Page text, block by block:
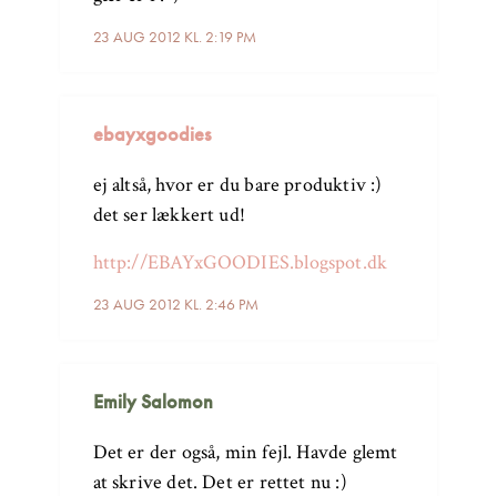
23 AUG 2012 KL. 2:19 PM
ebayxgoodies
23 AUG 2012 KL. 2:46 PM
ej altså, hvor er du bare produktiv :)
det ser lækkert ud!
http://EBAYxGOODIES.blogspot.dk
Emily Salomon
Det er der også, min fejl. Havde glemt
at skrive det. Det er rettet nu :)